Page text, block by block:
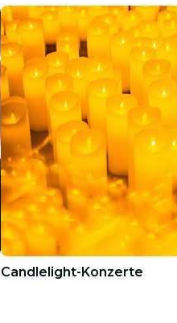
Candlelight-Konzerte